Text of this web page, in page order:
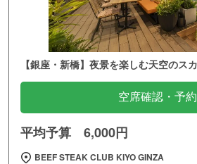
【銀座・新橋】夜景を楽しむ天空のス
空席確認・予約
平均予算 6,000円
BEEF STEAK CLUB KIYO GINZA